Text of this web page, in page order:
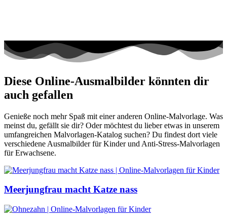
Diese Online-Ausmalbilder könnten dir
auch gefallen
Genieße noch mehr Spaß mit einer anderen Online-Malvorlage. Was
meinst du, gefällt sie dir? Oder möchtest du lieber etwas in unserem
umfangreichen Malvorlagen-Katalog suchen? Du findest dort viele
verschiedene Ausmalbilder für Kinder und Anti-Stress-Malvorlagen
für Erwachsene.
Meerjungfrau macht Katze nass